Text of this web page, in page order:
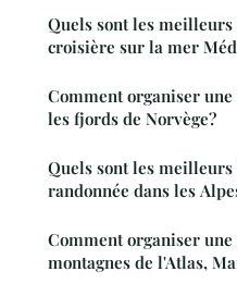
Quels sont les
croisière sur la mer
Comment organiser
les fjords de Norvège?
Quels sont les
randonnée dans les
Comment organiser
montagnes de l'Atlas,